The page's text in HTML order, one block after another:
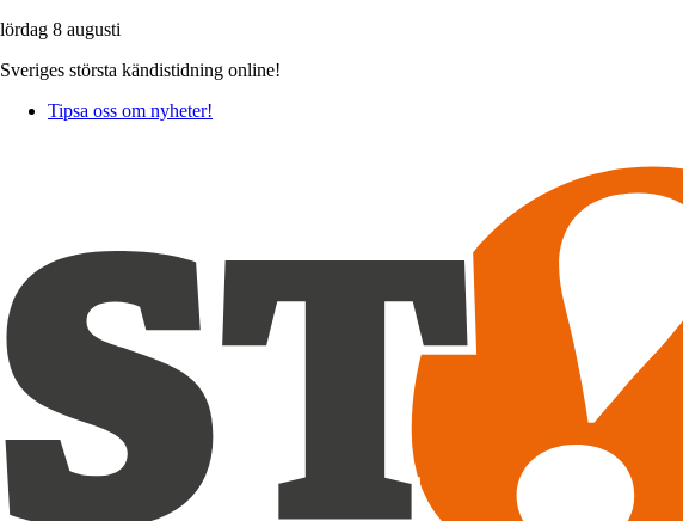
lördag 8 augusti
Sveriges största kändistidning online!
Tipsa oss om nyheter!